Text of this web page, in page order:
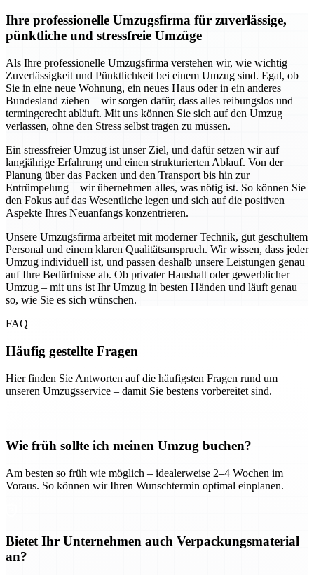
Ihre professionelle Umzugsfirma für zuverlässige,
pünktliche und stressfreie Umzüge
Als Ihre professionelle Umzugsfirma verstehen wir, wie wichtig
Zuverlässigkeit und Pünktlichkeit bei einem Umzug sind. Egal, ob
Sie in eine neue Wohnung, ein neues Haus oder in ein anderes
Bundesland ziehen – wir sorgen dafür, dass alles reibungslos und
termingerecht abläuft. Mit uns können Sie sich auf den Umzug
verlassen, ohne den Stress selbst tragen zu müssen.
Ein stressfreier Umzug ist unser Ziel, und dafür setzen wir auf
langjährige Erfahrung und einen strukturierten Ablauf. Von der
Planung über das Packen und den Transport bis hin zur
Entrümpelung – wir übernehmen alles, was nötig ist. So können Sie
den Fokus auf das Wesentliche legen und sich auf die positiven
Aspekte Ihres Neuanfangs konzentrieren.
Unsere Umzugsfirma arbeitet mit moderner Technik, gut geschultem
Personal und einem klaren Qualitätsanspruch. Wir wissen, dass jeder
Umzug individuell ist, und passen deshalb unsere Leistungen genau
auf Ihre Bedürfnisse ab. Ob privater Haushalt oder gewerblicher
Umzug – mit uns ist Ihr Umzug in besten Händen und läuft genau
so, wie Sie es sich wünschen.
FAQ
Häufig gestellte Fragen
Hier finden Sie Antworten auf die häufigsten Fragen rund um
unseren Umzugsservice – damit Sie bestens vorbereitet sind.
Wie früh sollte ich meinen Umzug buchen?
Am besten so früh wie möglich – idealerweise 2–4 Wochen im
Voraus. So können wir Ihren Wunschtermin optimal einplanen.
Bietet Ihr Unternehmen auch Verpackungsmaterial
an?